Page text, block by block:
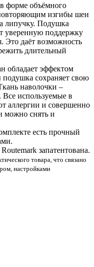
форме объёмного
изгибы шеи
липучку. Подушка
уверенную поддержку
Это даёт возможность
длительный
обладает эффектом
сохраняет свою
наволочки –
используемые в
аллергии и совершенно
можно снять и
есть прочный
запатентована.
товара, что связано
настройками